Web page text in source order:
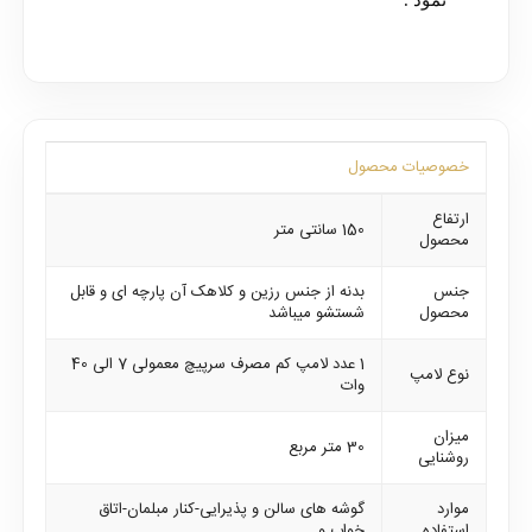
خصوصیات محصول
ارتفاع
محصول
150 سانتی متر
جنس
محصول
بدنه از جنس رزین و کلاهک آن پارچه ای و قابل
شستشو میباشد
نوع لامپ
1 عدد لامپ کم مصرف سرپیچ معمولی 7 الی 40
وات
میزان
روشنایی
30 متر مربع
موارد
گوشه های سالن و پذیرایی-کنار مبلمان-اتاق